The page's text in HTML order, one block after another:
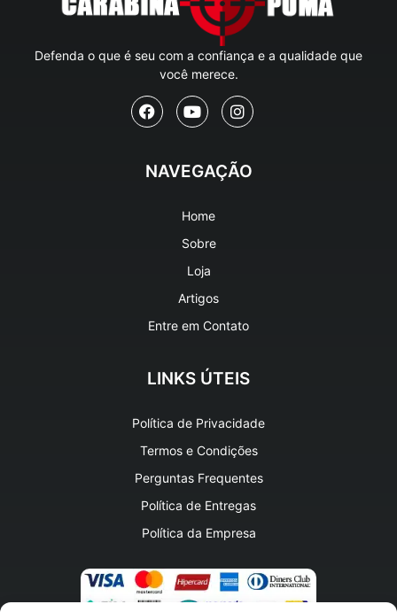
Defenda o que é seu com a confiança e a qualidade que
você merece.
NAVEGAÇÃO
Home
Sobre
Loja
Artigos
Entre em Contato
LINKS ÚTEIS
Política de Privacidade
Termos e Condições
Perguntas Frequentes
Política de Entregas
Política da Empresa